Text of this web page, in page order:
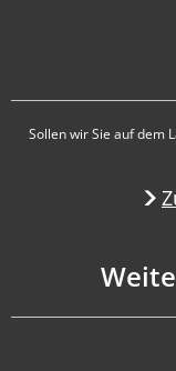
Sollen wir Sie auf dem